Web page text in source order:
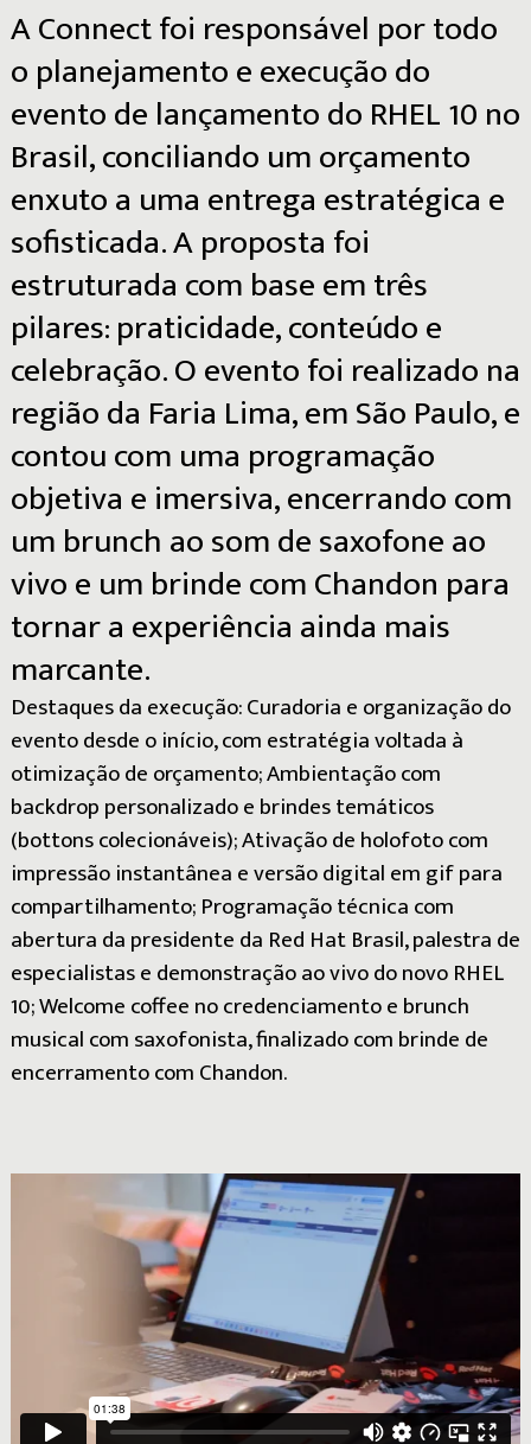
AConnectfoi responsável portodo
oplanejamentoeexecuçãodo
eventodelançamentodoRHEL10no
Brasil,conciliandoumorçamento
enxutoa umaentregaestratégicae
sofisticada.Apropostafoi
estruturadacombaseemtrês
pilares:praticidade,conteúdoe
celebração.Oeventofoi realizadona
regiãoda Faria Lima,emSãoPaulo,e
contoucomuma programação
objetivaeimersiva,encerrandocom
umbrunchaosomdesaxofoneao
vivoeumbrindecomChandon para
tornaraexperiênciaainda mais
marcante.
Destaques da execução: Curadoria e organização do
evento desde o início, com estratégia voltada à
otimização de orçamento; Ambientação com
backdrop personalizado e brindes temáticos
(bottons colecionáveis); Ativação de holofoto com
impressão instantânea e versão digital em gif para
compartilhamento; Programação técnica com
abertura da presidente da Red Hat Brasil, palestra de
especialistas e demonstração ao vivo do novo RHEL
10; Welcome coffee no credenciamento e brunch
musical com saxofonista, finalizado com brinde de
encerramento com Chandon.